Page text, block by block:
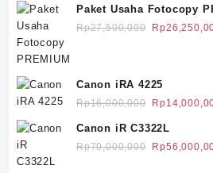
Paket Usaha Fotocopy
Rp27,500,000 Harga
Rp
Canon iRA 4225
Rp16,000,000 Harga
adalah:
Rp
Canon iR C3322L
Rp70,000,000 Harga
Rp